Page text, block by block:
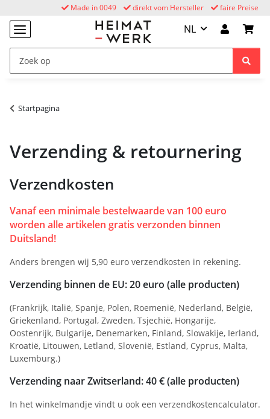
faire Preise
direkt vom Hersteller
Made in 0049
NL
Startpagina
Verzending & retournering
Verzendkosten
Vanaf een minimale bestelwaarde van 100 euro
worden alle artikelen gratis verzonden binnen
Duitsland!
Anders brengen wij 5,90 euro verzendkosten in rekening.
Verzending binnen de EU: 20 euro (alle producten)
(Frankrijk, Italië, Spanje, Polen, Roemenië, Nederland, België,
Griekenland, Portugal, Zweden, Tsjechië, Hongarije,
Oostenrijk, Bulgarije, Denemarken, Finland, Slowakije, Ierland,
Kroatië, Litouwen, Letland, Slovenië, Estland, Cyprus, Malta,
Luxemburg.)
Verzending naar Zwitserland: 40 € (alle producten)
In het winkelmandje vindt u ook een verzendkostencalculator.